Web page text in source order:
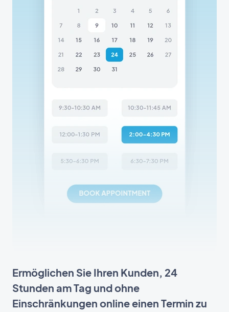
Ermöglichen Sie Ihren Kunden, 24
Stunden am Tag und ohne
Einschränkungen online einen Termin zu